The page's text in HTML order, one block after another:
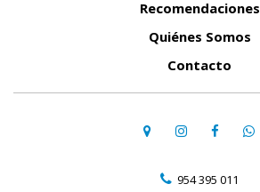
Recomendaciones
Quiénes Somos
Contacto
954 395 011